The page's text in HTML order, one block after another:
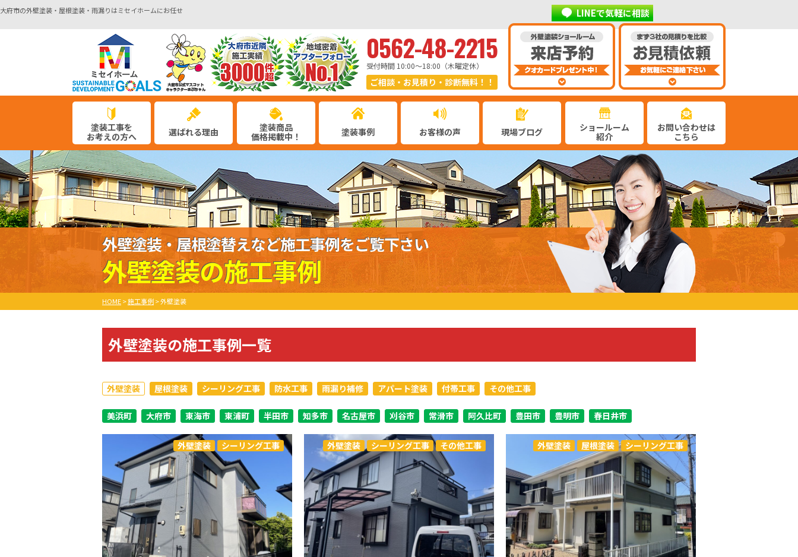
大府市の外壁塗装・屋根塗装・雨漏りはミセイホームにお任せ LINEで気軽に相談
0562-48-2215
受付時間 10:00〜18:00（木曜定休）
ご相談・お見積り・診断無料！！
塗装工事を
お考えの方へ
選ばれる理由
塗装商品
価格掲載中！
塗装事例 お客様の声 現場ブログ
ショールーム
紹介
お問い合わせは
こちら
外壁塗装・屋根塗替えなど施工事例をご覧下さい
外壁塗装の施工事例
HOME>施工事例>外壁塗装
外壁塗装の施工事例一覧
外壁塗装 屋根塗装 シーリング工事 防水工事 雨漏り補修 アパート塗装 付帯工事 その他工事
美浜町 大府市 東海市 東浦町 半田市 知多市 名古屋市 刈谷市 常滑市 阿久比町 豊田市 豊明市 春日井市
外壁塗装 シーリング工事 外壁塗装 シーリング工事 その他工事 外壁塗装 屋根塗装 シーリング工事